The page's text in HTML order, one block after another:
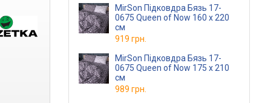
MirSon Підковдра Бязь 17-
0675 Queen of Now 160 x 220
см
919 грн.
MirSon Підковдра Бязь 17-
0675 Queen of Now 175 x 210
см
989 грн.